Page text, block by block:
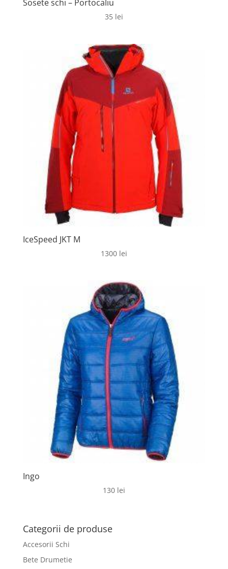
Sosete schi – Portocaliu
35 lei
IceSpeed JKT M
1300 lei
Ingo
130 lei
Categorii de produse
Accesorii Schi
Bete Drumetie